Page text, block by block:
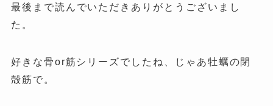
最後まで読んでいただきありがとうございまし
た。
好きな骨or筋シリーズでしたね、じゃあ牡蠣の閉
殻筋で。